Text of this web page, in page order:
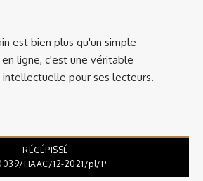
est bien plus qu'un simple
ligne, c'est une véritable
pour ses lecteurs.
RÉCÉPISSÉ
HAAC/12-2021/pl/P